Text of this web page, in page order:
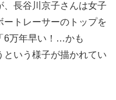
、長谷川京子さんは女子
ートレーサーのトップを
6万年早い！…かも
という様子が描かれてい